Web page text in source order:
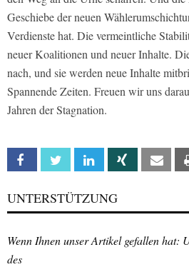
Geschiebe der neuen
Verdienste hat. Die vermeintliche
neuer Koalitionen und neuer Inhalte.
nach, und sie werden neue Inhalte
Spannende Zeiten. Freuen wir uns
Jahren der Stagnation.
Facebook Twitter Linkedin Xing
UNTERSTÜTZUNG
Wenn Ihnen unser Artikel gefallen hat:
des